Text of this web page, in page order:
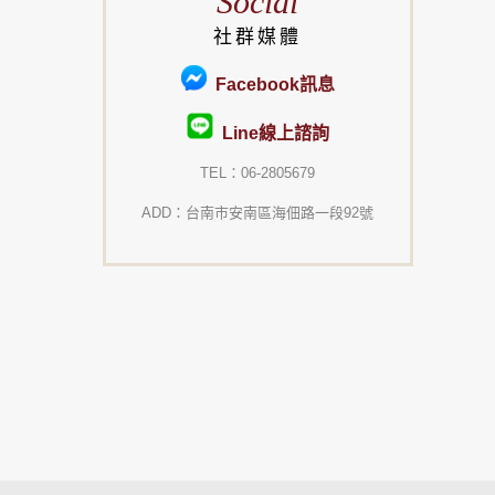
社群媒體
Facebook訊息
Line線上諮詢
TEL：06-2805679
ADD：台南市安南區海佃路一段92號